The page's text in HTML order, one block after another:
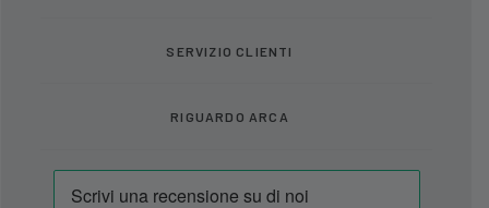
SERVIZIO CLIENTI
RIGUARDO ARCA